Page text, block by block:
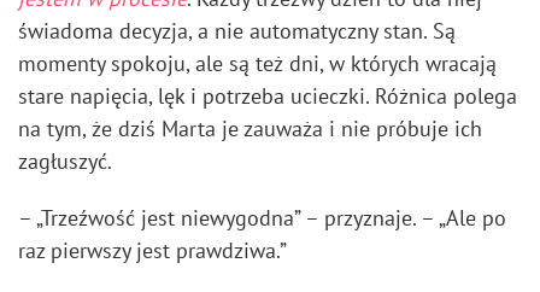
świadoma decyzja, a nie automatyczny stan. Są
momenty spokoju, ale są też dni, w których wracają
stare napięcia, lęk i potrzeba ucieczki. Różnica polega
na tym, że dziś Marta je zauważa i nie próbuje ich
zagłuszyć.
– „Trzeźwość jest niewygodna” – przyznaje. – „Ale po
raz pierwszy jest prawdziwa.”